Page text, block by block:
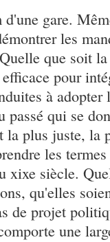
gare.
les
que soit
pour
à adopter
passé qui se
la plus juste, la
les
xixe siècle.
qu'elles
de projet
une